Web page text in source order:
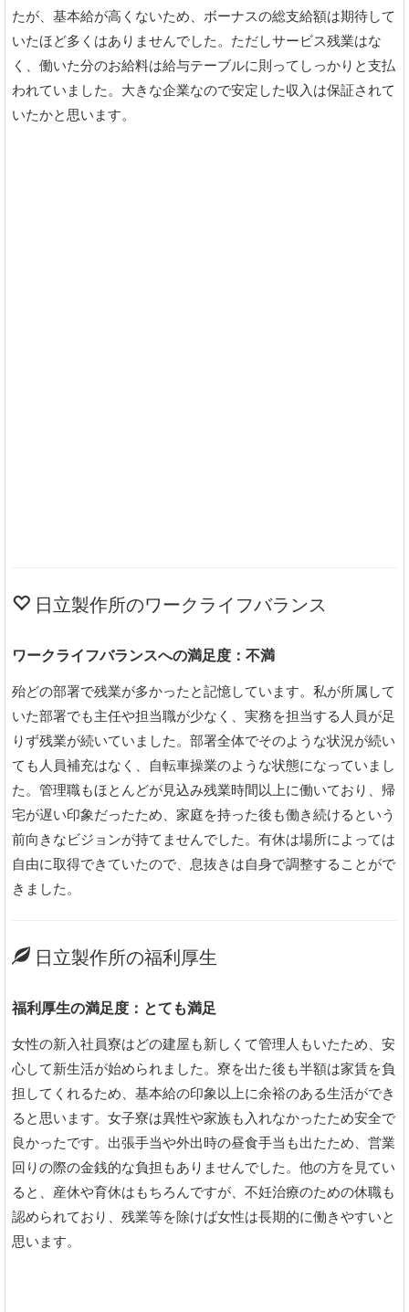
たが、基本給が高くないため、ボーナスの総支給額は期待して
いたほど多くはありませんでした。ただしサービス残業はな
く、働いた分のお給料は給与テーブルに則ってしっかりと支払
われていました。大きな企業なので安定した収入は保証されて
いたかと思います。
日立製作所のワークライフバランス
ワークライフバランスへの満足度：不満
殆どの部署で残業が多かったと記憶しています。私が所属して
いた部署でも主任や担当職が少なく、実務を担当する人員が足
りず残業が続いていました。部署全体でそのような状況が続い
ても人員補充はなく、自転車操業のような状態になっていまし
た。管理職もほとんどが見込み残業時間以上に働いており、帰
宅が遅い印象だったため、家庭を持った後も働き続けるという
前向きなビジョンが持てませんでした。有休は場所によっては
自由に取得できていたので、息抜きは自身で調整することがで
きました。
日立製作所の福利厚生
福利厚生の満足度：とても満足
女性の新入社員寮はどの建屋も新しくて管理人もいたため、安
心して新生活が始められました。寮を出た後も半額は家賃を負
担してくれるため、基本給の印象以上に余裕のある生活ができ
ると思います。女子寮は異性や家族も入れなかったため安全で
良かったです。出張手当や外出時の昼食手当も出たため、営業
回りの際の金銭的な負担もありませんでした。他の方を見てい
ると、産休や育休はもちろんですが、不妊治療のための休職も
認められており、残業等を除けば女性は長期的に働きやすいと
思います。